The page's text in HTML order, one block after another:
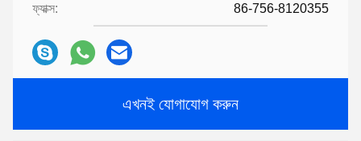
ফ্যাক্স: 86-756-8120355
এখনই যোগাযোগ করুন